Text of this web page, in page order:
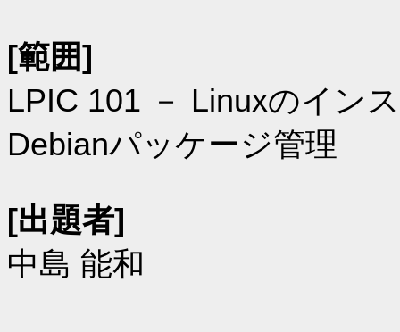
[範囲]
LPIC 101 － Linuxのイン
Debianパッケージ管理
[出題者]
中島 能和